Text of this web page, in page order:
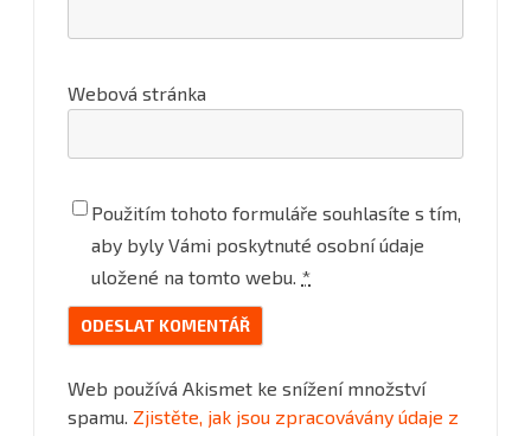
Webová stránka
Použitím tohoto formuláře souhlasíte s tím,
aby byly Vámi poskytnuté osobní údaje
uložené na tomto webu. *
Web používá Akismet ke snížení množství
spamu. Zjistěte, jak jsou zpracovávány údaje z